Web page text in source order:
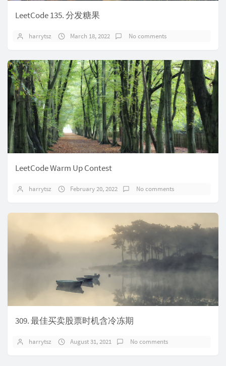
LeetCode 135. 分发糖果
harrytsz March 18, 2022 No comments
LeetCode Warm Up Contest
harrytsz February 20, 2022 No comments
309. 最佳买卖股票时机含冷冻期
harrytsz August 31, 2021 No comments